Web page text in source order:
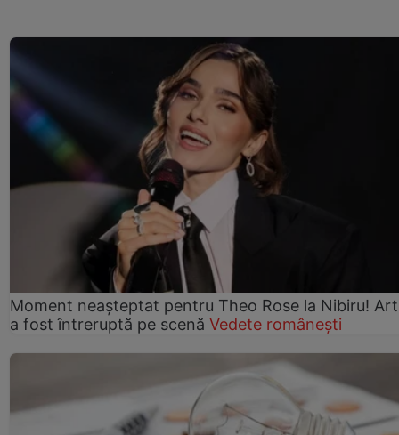
Moment neașteptat pentru Theo Rose la Nibiru!
a fost întreruptă pe scenă Vedete românești